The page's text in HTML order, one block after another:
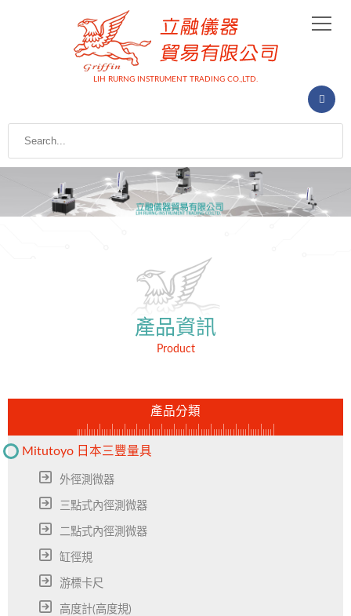
LIH RURNG INSTRUMENT TRADING CO.,LTD.
產品資訊
Product
產品分類
Mitutoyo 日本三豐量具
外徑測微器
三點式內徑測微器
二點式內徑測微器
缸徑規
游標卡尺
高度計(高度規)